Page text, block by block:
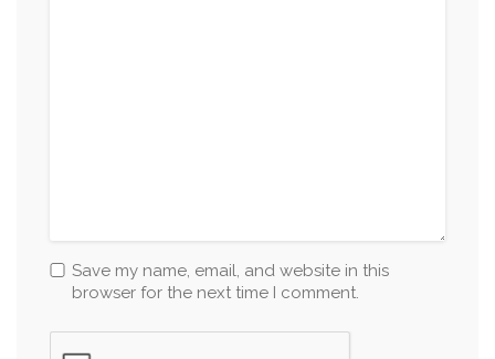
Save my name, email, and website in this
browser for the next time I comment.